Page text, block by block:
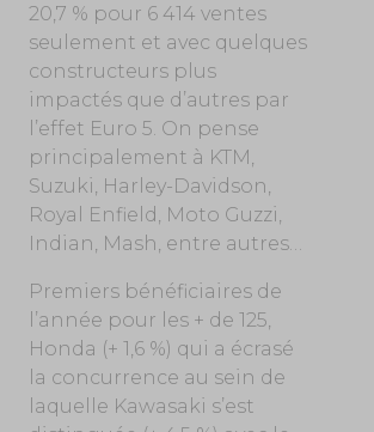
20,7 % pour 6 414 ventes
seulement et avec quelques
constructeurs plus
impactés que d’autres par
l’effet Euro 5. On pense
principalement à KTM,
Suzuki, Harley-Davidson,
Royal Enfield, Moto Guzzi,
Indian, Mash, entre autres…
Premiers bénéficiaires de
l’année pour les + de 125,
Honda (+ 1,6 %) qui a écrasé
la concurrence au sein de
laquelle Kawasaki s’est